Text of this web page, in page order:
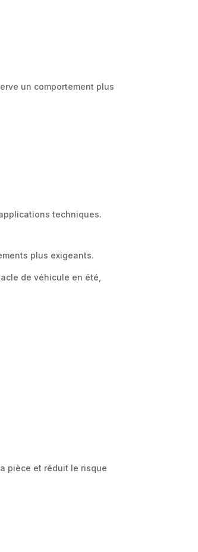
un comportement plus
techniques.
plus exigeants.
de véhicule en été,
pièce et réduit le risque